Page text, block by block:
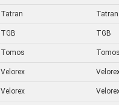
Tatran
TGB TGB
Tomos
Velorex
Velorex